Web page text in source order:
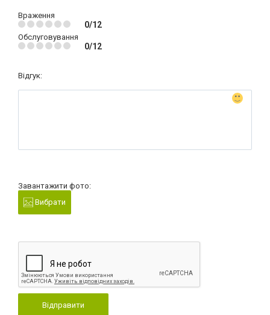
Враження
0/12
Обслуговування
0/12
Відгук:
Завантажити фото:
Вибрати
Відправити